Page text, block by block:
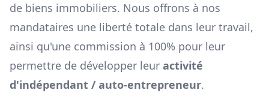
de biens immobiliers. Nous offrons à nos
mandataires une liberté totale dans leur travail,
ainsi qu'une commission à 100% pour leur
permettre de développer leur activité
d'indépendant / auto-entrepreneur.